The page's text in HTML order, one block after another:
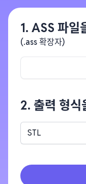
1. ASS 파일
(.ass 확장자)
2. 출력 형식
STL